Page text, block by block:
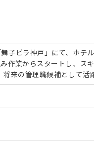
子ビラ神戸」にて、ホテ
作業からスタートし、ス
に加え、所属スタッフの
務を学び、組織を牽引する
アアップを叶えたい方の挑
調理に集中できる環境が